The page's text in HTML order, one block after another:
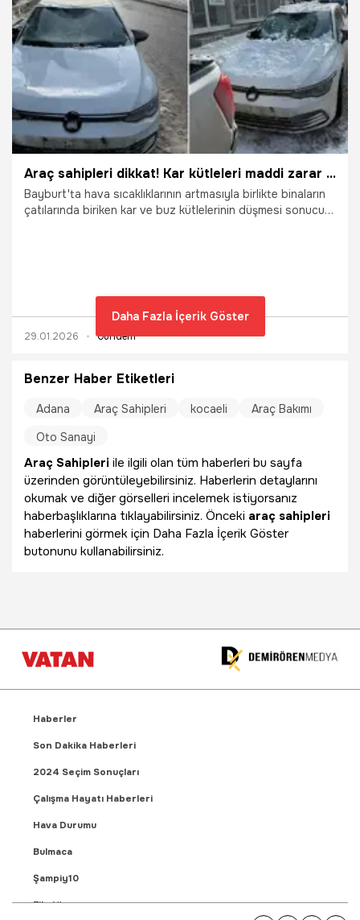
2.02.2026 Gündem
Araç sahipleri dikkat! Kar kütleleri maddi zarar veriyor
Bayburt'ta hava sıcaklıklarının artmasıyla birlikte binaların
çatılarında biriken kar ve buz kütlelerinin düşmesi sonucu
29.01.2026 Gündem
Daha Fazla İçerik Göster
Benzer Haber Etiketleri
Adana Araç Sahipleri kocaeli
Araç Bakımı
Oto Sanayi
Araç Sahipleri ile ilgili olan tüm haberleri bu sayfa
üzerinden görüntüleyebilirsiniz. Haberlerin detaylarını
okumak ve diğer görselleri incelemek istiyorsanız
haberbaşlıklarına tıklayabilirsiniz. Önceki araç sahipleri
haberlerini görmek için Daha Fazla İçerik Göster
butonunu kullanabilirsiniz.
Haberler
Son Dakika Haberleri
2024 Seçim Sonuçları
Çalışma Hayatı Haberleri
Hava Durumu
Bulmaca
Şampiy10
Fikstür